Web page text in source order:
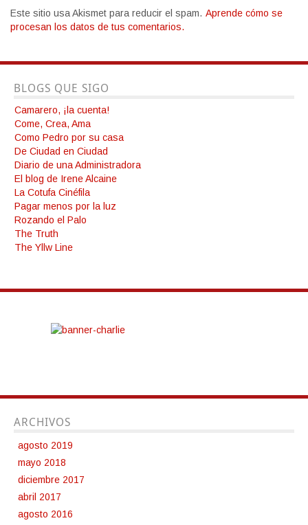
Este sitio usa Akismet para reducir el spam. Aprende cómo se
procesan los datos de tus comentarios.
BLOGS QUE SIGO
Camarero, ¡la cuenta!
Come, Crea, Ama
Como Pedro por su casa
De Ciudad en Ciudad
Diario de una Administradora
El blog de Irene Alcaine
La Cotufa Cinéfila
Pagar menos por la luz
Rozando el Palo
The Truth
The Yllw Line
ARCHIVOS
agosto 2019
mayo 2018
diciembre 2017
abril 2017
agosto 2016